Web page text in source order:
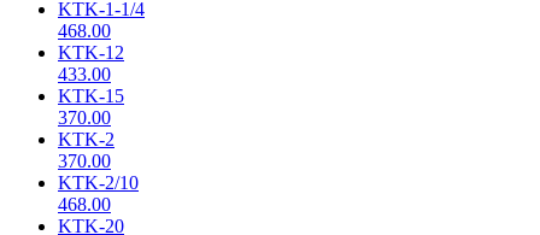
KTK-1-1/4
468.00
KTK-12
433.00
KTK-15
370.00
KTK-2
370.00
KTK-2/10
468.00
KTK-20